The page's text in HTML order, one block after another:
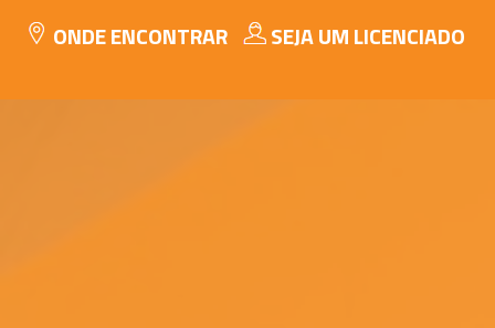
ONDE ENCONTRAR SEJA UM LICENCIADO